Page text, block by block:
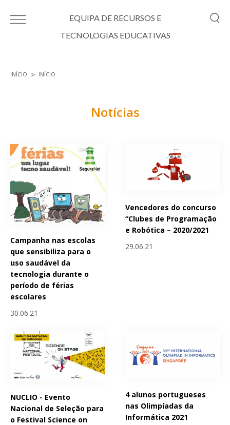
EQUIPA DE RECURSOS E
TECNOLOGIAS EDUCATIVAS
INÍCIO INÍCIO
Notícias
Campanha nas escolas
que sensibiliza para o
uso saudável da
tecnologia durante o
período de férias
escolares
30.06.21
Vencedores do concurso
“Clubes de Programação
e Robótica – 2020/2021
29.06.21
NUCLIO - Evento
Nacional de Seleção para
o Festival Science on
4 alunos portugueses
nas Olimpíadas da
Informática 2021
Páginas